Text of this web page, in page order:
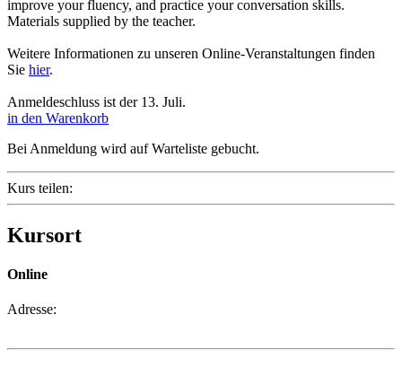
improve your fluency, and practice your conversation skills.
Materials supplied by the teacher.
Weitere Informationen zu unseren Online-Veranstaltungen finden
Sie hier.
Anmeldeschluss ist der 13. Juli.
in den Warenkorb
Bei Anmeldung wird auf Warteliste gebucht.
Kurs teilen:
Kursort
Online
Adresse: